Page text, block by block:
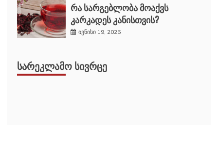
რა სარგებლობა მოაქვს
კარკადეს კანისთვის?
ივნისი 19, 2025
ᲡᲐᲠᲔᲙᲚᲐᲛᲝ ᲡᲘᲕᲠᲪᲔ